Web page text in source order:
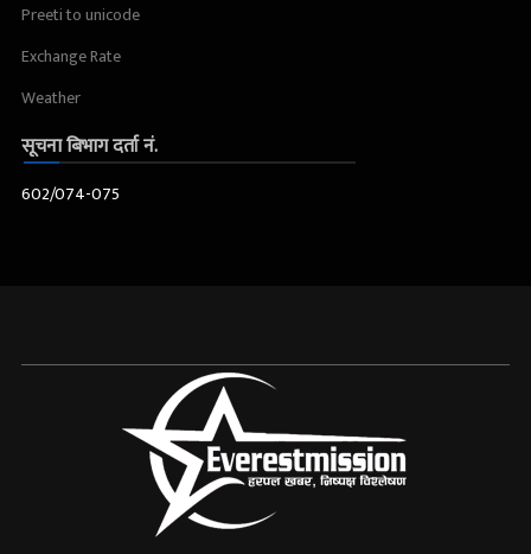
Preeti to unicode
Exchange Rate
Weather
सूचना बिभाग दर्ता नं.
602/074-075